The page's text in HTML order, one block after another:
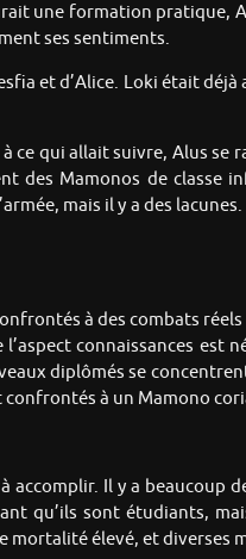
une formation pratique,
ses sentiments.
et d’Alice. Loki était
qui allait suivre, Alus se
Mamonos de classe
mais il y a des
à des combats
connaissances est
diplômés se
à un Mamono
Il y a beaucoup
qu’ils sont étudiants,
élevé, et diverses